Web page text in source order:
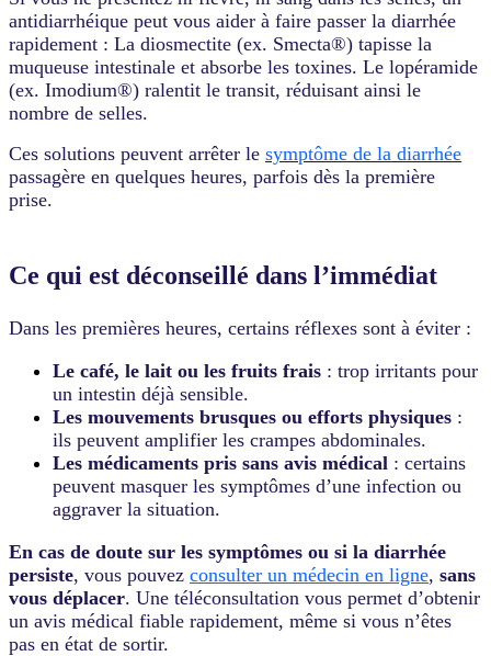
antidiarrhéique peut vous aider à faire passer la diarrhée
rapidement : La diosmectite (ex. Smecta®) tapisse la
muqueuse intestinale et absorbe les toxines. Le lopéramide
(ex. Imodium®) ralentit le transit, réduisant ainsi le
nombre de selles.
Ces solutions peuvent arrêter le symptôme de la diarrhée
passagère en quelques heures, parfois dès la première
prise.
Ce qui est déconseillé dans l’immédiat
Dans les premières heures, certains réflexes sont à éviter :
Le café, le lait ou les fruits frais : trop irritants pour
un intestin déjà sensible.
Les mouvements brusques ou efforts physiques :
ils peuvent amplifier les crampes abdominales.
Les médicaments pris sans avis médical : certains
peuvent masquer les symptômes d’une infection ou
aggraver la situation.
En cas de doute sur les symptômes ou si la diarrhée
persiste, vous pouvez consulter un médecin en ligne, sans
vous déplacer. Une téléconsultation vous permet d’obtenir
un avis médical fiable rapidement, même si vous n’êtes
pas en état de sortir.